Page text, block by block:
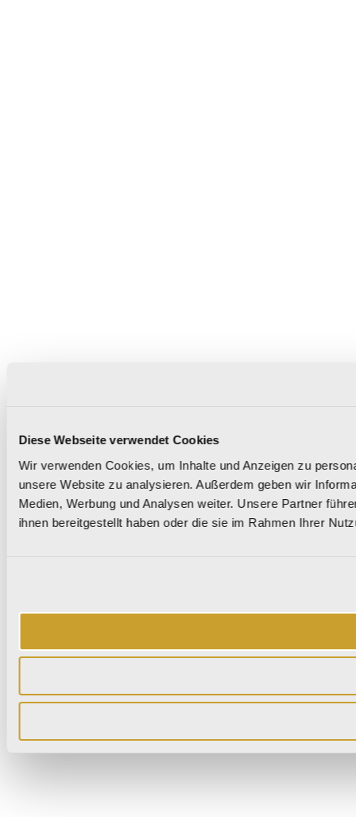
Diese Webseite verwendet Cookies
Wir verwenden Cookies, um Inhalte und Anzeigen zu
unsere Website zu analysieren. Außerdem geben wir
Medien, Werbung und Analysen weiter. Unsere Partner
ihnen bereitgestellt haben oder die sie im Rahmen Ihrer